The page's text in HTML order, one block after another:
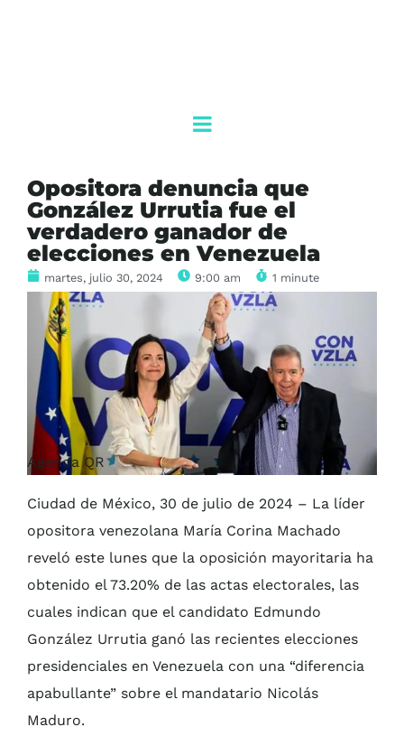
Opositora denuncia que
González Urrutia fue el
verdadero ganador de
elecciones en Venezuela
martes, julio 30, 2024 9:00 am 1 minute
Agenda QR
Ciudad de México, 30 de julio de 2024 – La líder
opositora venezolana María Corina Machado
reveló este lunes que la oposición mayoritaria ha
obtenido el 73.20% de las actas electorales, las
cuales indican que el candidato Edmundo
González Urrutia ganó las recientes elecciones
presidenciales en Venezuela con una “diferencia
apabullante” sobre el mandatario Nicolás
Maduro.